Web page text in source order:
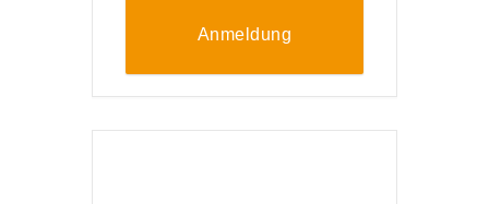
Anmeldung